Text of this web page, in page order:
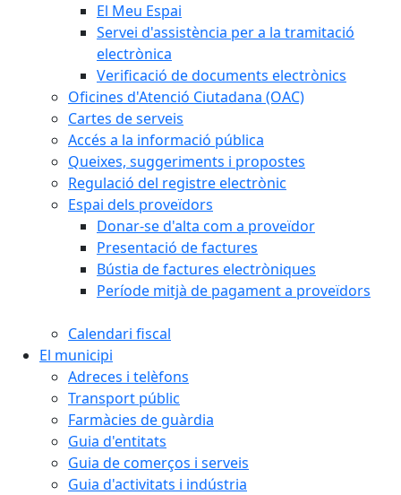
El Meu Espai
Servei d'assistència per a la tramitació
electrònica
Verificació de documents electrònics
Oficines d'Atenció Ciutadana (OAC)
Cartes de serveis
Accés a la informació pública
Queixes, suggeriments i propostes
Regulació del registre electrònic
Espai dels proveïdors
Donar-se d'alta com a proveïdor
Presentació de factures
Bústia de factures electròniques
Període mitjà de pagament a proveïdors
Calendari fiscal
El municipi
Adreces i telèfons
Transport públic
Farmàcies de guàrdia
Guia d'entitats
Guia de comerços i serveis
Guia d'activitats i indústria